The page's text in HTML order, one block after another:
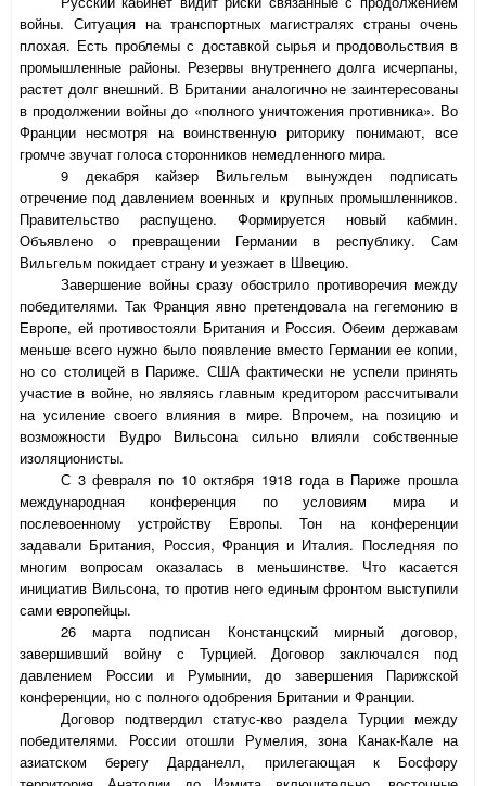
войны. Ситуация на транспортных магистралях страны очень
плохая. Есть проблемы с доставкой сырья и продовольствия в
промышленные районы. Резервы внутреннего долга исчерпаны,
растет долг внешний. В Британии аналогично не заинтересованы
в продолжении войны до «полного уничтожения противника». Во
Франции несмотря на воинственную риторику понимают, все
громче звучат голоса сторонников немедленного мира.
9 декабря кайзер Вильгельм вынужден подписать
отречение под давлением военных и крупных промышленников.
Правительство распущено. Формируется новый кабмин.
Объявлено о превращении Германии в республику. Сам
Вильгельм покидает страну и уезжает в Швецию.
Завершение войны сразу обострило противоречия между
победителями. Так Франция явно претендовала на гегемонию в
Европе, ей противостояли Британия и Россия. Обеим державам
меньше всего нужно было появление вместо Германии ее копии,
но со столицей в Париже. США фактически не успели принять
участие в войне, но являясь главным кредитором рассчитывали
на усиление своего влияния в мире. Впрочем, на позицию и
возможности Вудро Вильсона сильно влияли собственные
изоляционисты.
С 3 февраля по 10 октября 1918 года в Париже прошла
международная конференция по условиям мира и
послевоенному устройству Европы. Тон на конференции
задавали Британия, Россия, Франция и Италия. Последняя по
многим вопросам оказалась в меньшинстве. Что касается
инициатив Вильсона, то против него единым фронтом выступили
сами европейцы.
26 марта подписан Констанцский мирный договор,
завершивший войну с Турцией. Договор заключался под
давлением России и Румынии, до завершения Парижской
конференции, но с полного одобрения Британии и Франции.
Договор подтвердил статус-кво раздела Турции между
победителями. России отошли Румелия, зона Канак-Кале на
азиатском берегу Дарданелл, прилегающая к Босфору